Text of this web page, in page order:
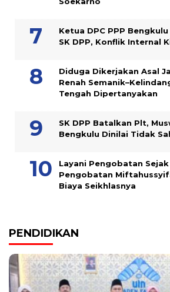
Ketua DPC PPP
SK DPP, Konflik Internal
Diduga Dikerjakan Asal
Renah
Tengah Dipertanyakan
SK DPP Batalkan Plt,
Bengkulu Dinilai Tidak
Layani Pengobatan
Pengobatan
Biaya Seikhlasnya
PENDIDIKAN